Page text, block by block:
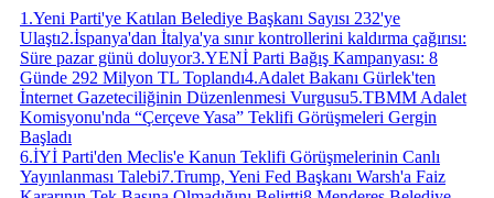
1 .Yeni Parti'ye Katılan Belediye Başkanı Sayısı 232'ye
Ulaştı2.İspanya'dan İtalya'ya sınır kontrollerini kaldırma çağırısı:
Süre pazar günü doluyor3.YENİ Parti Bağış Kampanyası: 8
Günde 292 Milyon TL Toplandı4.Adalet Bakanı Gürlek'ten
İnternet Gazeteciliğinin Düzenlenmesi Vurgusu5.TBMM Adalet
Komisyonu'nda “Çerçeve Yasa” Teklifi Görüşmeleri Gergin
Başladı
6.İYİ Parti'den Meclis'e Kanun Teklifi Görüşmelerinin Canlı
Yayınlanması Talebi7.Trump, Yeni Fed Başkanı Warsh'a Faiz